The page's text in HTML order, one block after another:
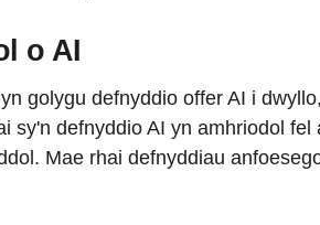
o AI
golygu defnyddio offer AI i
sy'n defnyddio AI yn amhriodol fel
Mae rhai defnyddiau